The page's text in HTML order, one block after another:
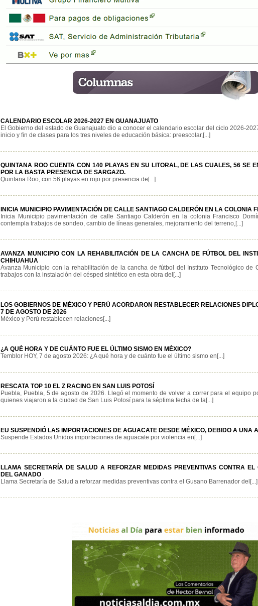
CALENDARIO ESCOLAR 2026-2027 EN GUANAJUATO
El Gobierno del estado de Guanajuato dio a conocer el calendario escolar del ciclo 2026-
inicio y fin de clases para los tres niveles de educación básica: preescolar,[...]
QUINTANA ROO CUENTA CON 140 PLAYAS EN SU LITORAL, DE LAS CUALES, 56 SE
POR LA BASTA PRESENCIA DE SARGAZO.
Quintana Roo, con 56 playas en rojo por presencia de[...]
INICIA MUNICIPIO PAVIMENTACIÓN DE CALLE SANTIAGO CALDERÓN EN LA COLONIA
Inicia Municipio pavimentación de calle Santiago Calderón en la colonia Francisco
contempla trabajos de sondeo, cambio de líneas generales, mejoramiento del terreno,[...]
AVANZA MUNICIPIO CON LA REHABILITACIÓN DE LA CANCHA DE FÚTBOL DEL
CHIHUAHUA
Avanza Municipio con la rehabilitación de la cancha de fútbol del Instituto Tecnológico de
trabajos con la instalación del césped sintético en esta obra del[...]
LOS GOBIERNOS DE MÉXICO Y PERÚ ACORDARON RESTABLECER RELACIONES
7 DE AGOSTO DE 2026
México y Perú restablecen relaciones[...]
¿A QUÉ HORA Y DE CUÁNTO FUE EL ÚLTIMO SISMO EN MÉXICO?
Temblor HOY, 7 de agosto 2026: ¿A qué hora y de cuánto fue el último sismo en[...]
RESCATA TOP 10 EL Z RACING EN SAN LUIS POTOSÍ
Puebla, Puebla, 5 de agosto de 2026. Llegó el momento de volver a correr para el equipo
quienes viajaron a la ciudad de San Luis Potosí para la séptima fecha de la[...]
EU SUSPENDIÓ LAS IMPORTACIONES DE AGUACATE DESDE MÉXICO, DEBIDO A UNA
Suspende Estados Unidos importaciones de aguacate por violencia en[...]
LLAMA SECRETARÍA DE SALUD A REFORZAR MEDIDAS PREVENTIVAS CONTRA
DEL GANADO
Llama Secretaría de Salud a reforzar medidas preventivas contra el Gusano Barrenador del[...]